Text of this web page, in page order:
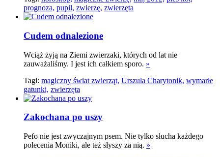
prognoza, pupil, zwierzę, zwierzęta
Cudem odnalezione
Wciąż żyją na Ziemi zwierzaki, których od lat nie
zauważaliśmy. I jest ich całkiem sporo. »
Tagi: magiczny świat zwierząt, Urszula Charytonik, wymarłe
gatunki, zwierzęta
Zakochana po uszy
Pefo nie jest zwyczajnym psem. Nie tylko słucha każdego
polecenia Moniki, ale też słyszy za nią. »